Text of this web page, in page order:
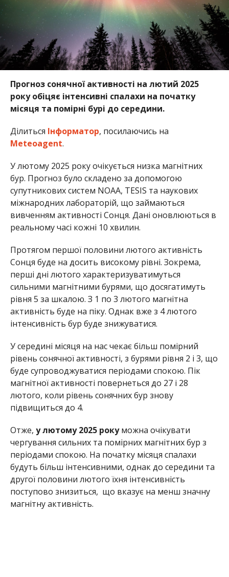
Прогноз сонячної активності на лютий 2025
року обіцяє інтенсивні спалахи на початку
місяця та помірні бурі до середини.
Ділиться Інформатор, посилаючись на
Meteoagent.
У лютому 2025 року очікується низка магнітних
бур. Прогноз було складено за допомогою
супутникових систем NOAA, TESIS та наукових
міжнародних лабораторій, що займаються
вивченням активності Сонця. Дані оновлюються в
реальному часі кожні 10 хвилин.
Протягом першої половини лютого активність
Сонця буде на досить високому рівні. Зокрема,
перші дні лютого характеризуватимуться
сильними магнітними бурями, що досягатимуть
рівня 5 за шкалою. З 1 по 3 лютого магнітна
активність буде на піку. Однак вже з 4 лютого
інтенсивність бур буде знижуватися.
У середині місяця на нас чекає більш помірний
рівень сонячної активності, з бурями рівня 2 і 3, що
буде супроводжуватися періодами спокою. Пік
магнітної активності повернеться до 27 і 28
лютого, коли рівень сонячних бур знову
підвищиться до 4.
Отже, у лютому 2025 рокуможна очікувати
чергування сильних та помірних магнітних бур з
періодами спокою. На початку місяця спалахи
будуть більш інтенсивними, однак до середини та
другої половини лютого їхня інтенсивність
поступово знизиться, що вказує на менш значну
магнітну активність.